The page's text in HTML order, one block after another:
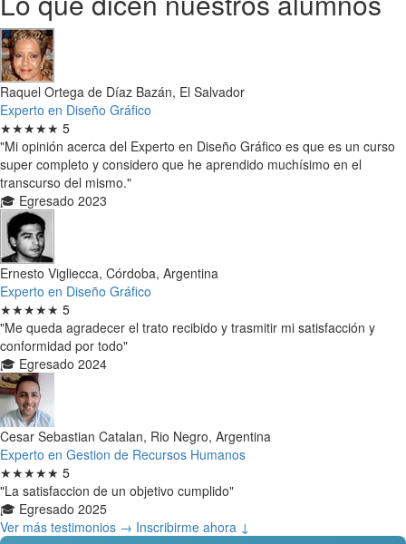
Raquel Ortega de Díaz Bazán, El Salvador
Experto en Diseño Gráfico
★★★★★ 5
"Mi opinión acerca del Experto en Diseño Gráfico es que es un curso
super completo y considero que he aprendido muchísimo en el
transcurso del mismo."
🎓 Egresado 2023
Ernesto Vigliecca, Córdoba, Argentina
Experto en Diseño Gráfico
★★★★★ 5
"Me queda agradecer el trato recibido y trasmitir mi satisfacción y
conformidad por todo"
🎓 Egresado 2024
Cesar Sebastian Catalan, Rio Negro, Argentina
Experto en Gestion de Recursos Humanos
★★★★★ 5
"La satisfaccion de un objetivo cumplido"
🎓 Egresado 2025
Ver más testimonios → Inscribirme ahora ↓